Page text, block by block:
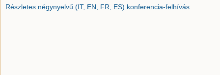
Részletes négynyelvű (IT, EN, FR, ES) konferencia-felhívás